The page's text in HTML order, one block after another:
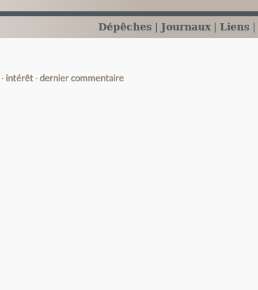
Dépêches Journaux Liens
intérêt dernier commentaire